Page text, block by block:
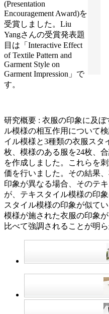
(Presentation
Encouragement Award)を
受賞しました。Liu
Yangさんの受賞発表題
目は「Interactive Effect
of Textile Pattern and
Garment Style on
Garment Impression」で
す。
研究概要 : 衣服の印象に及
ル模様の相互作用について
イル模様と3種類の衣服スタ
枚、模様のある服を24枚、
を作成しました。これらを
価を行いました。その結果
印象が異なる場合、そのテ
が、テキスタイル模様の印
スタイル模様の印象が似て
模様が施された衣服の印象
比べて強調されることが明ら